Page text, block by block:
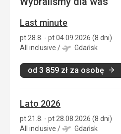
Last minute
pt 28.8. - pt 04.09.2026 (8 dni)
All inclusive / Gdańsk
od 3 859 zł za osobę
Lato 2026
pt 21.8. - pt 28.08.2026 (8 dni)
All inclusive / Gdańsk